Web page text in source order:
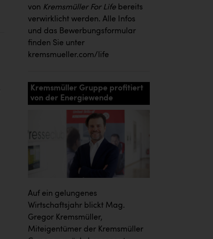
von Kremsmüller For Lifebereits
verwirklicht werden. Alle Infos
und das Bewerbungsformular
finden Sie unter
kremsmueller.com/life
Kremsmüller Gruppe profitiert
von der Energiewende
Auf ein gelungenes
Wirtschaftsjahr blickt Mag.
Gregor Kremsmüller,
Miteigentümer der Kremsmüller